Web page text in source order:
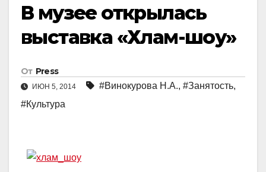
В музее открылась
выставка «Хлам-шоу»
От Press
ИЮН 5, 2014 #Винокурова Н.А., #Занятость,
#Культура